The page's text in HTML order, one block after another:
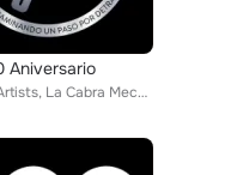
Aniversario
Various Artists, La Cabra Mecanica, Barricada, Andrés Calamaro, Los Nikis, Jarabe De Palo, Extremoduro, La Granja, Seguridad Soc...